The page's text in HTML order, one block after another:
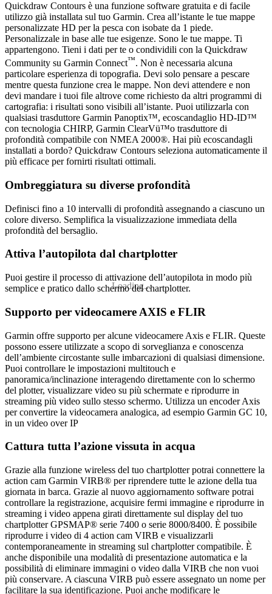
Loading...
Quickdraw Contours è una funzione software gratuita e di facile
utilizzo già installata sul tuo Garmin. Crea all’istante le tue mappe
personalizzate HD per la pesca con isobate da 1 piede.
Personalizzale in base alle tue esigenze. Sono le tue mappe. Ti
appartengono. Tieni i dati per te o condividili con la Quickdraw
Community su Garmin Connect™. Non è necessaria alcuna
particolare esperienza di topografia. Devi solo pensare a pescare
mentre questa funzione crea le mappe. Non devi attendere e non
devi mandare i tuoi file altrove come richiesto da altri programmi di
cartografia: i risultati sono visibili all’istante. Puoi utilizzarla con
qualsiasi trasduttore Garmin Panoptix™, ecoscandaglio HD-ID™
con tecnologia CHIRP, Garmin ClearVü™o trasduttore di
profondità compatibile con NMEA 2000®. Hai più ecoscandagli
installati a bordo? Quickdraw Contours seleziona automaticamente il
più efficace per fornirti risultati ottimali.
Ombreggiatura su diverse profondità
Definisci fino a 10 intervalli di profondità assegnando a ciascuno un
colore diverso. Semplifica la visualizzazione immediata della
profondità del bersaglio.
Attiva l’autopilota dal chartplotter
Puoi gestire il processo di attivazione dell’autopilota in modo più
semplice e pratico dallo schermo del chartplotter.
Supporto per videocamere AXIS e FLIR
Garmin offre supporto per alcune videocamere Axis e FLIR. Queste
possono essere utilizzate a scopo di sorveglianza e conoscenza
dell’ambiente circostante sulle imbarcazioni di qualsiasi dimensione.
Puoi controllare le impostazioni multitouch e
panoramica/inclinazione interagendo direttamente con lo schermo
del plotter, visualizzare video su più schermate e riprodurre in
streaming più video sullo stesso schermo. Utilizza un encoder Axis
per convertire la videocamera analogica, ad esempio Garmin GC 10,
in un video over IP
Cattura tutta l’azione vissuta in acqua
Grazie alla funzione wireless del tuo chartplotter potrai connettere la
action cam Garmin VIRB® per riprendere tutte le azione della tua
giornata in barca. Grazie al nuovo aggiornamento software potrai
controllare la registrazione, acquisire fermi immagine e riprodurre in
streaming i video appena girati direttamente sul display del tuo
chartplotter GPSMAP® serie 7400 o serie 8000/8400. È possibile
riprodurre i video di 4 action cam VIRB e visualizzarli
contemporaneamente in streaming sul chartplotter compatibile. È
anche disponibile una modalità di presentazione automatica e la
possibilità di eliminare immagini o video dalla VIRB che non vuoi
più conservare. A ciascuna VIRB può essere assegnato un nome per
facilitare la sua identificazione. Puoi anche modificare le